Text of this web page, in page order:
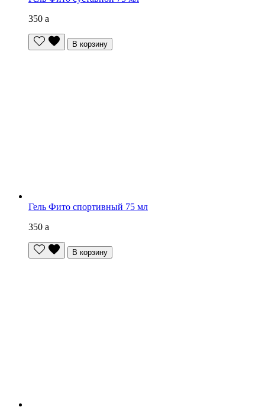
350 a
В корзину
Гель Фито спортивный 75 мл
350 a
В корзину